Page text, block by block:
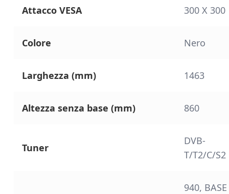
Attacco VESA 300 X 300
Colore Nero
Larghezza (mm) 1463
Altezza senza base (mm) 860
Tuner
DVB-
T/T2/C/S2
940, BASE